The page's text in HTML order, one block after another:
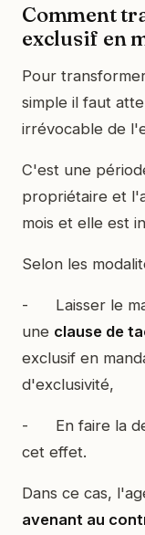
Comment
exclusif en
Pour
simple il faut
irrévocable de
C'est une
propriétaire et
mois et elle est
Selon les
- Laisser le
une clause de
exclusif en
d'exclusivité,
- En faire la
cet effet.
Dans ce cas,
avenant au